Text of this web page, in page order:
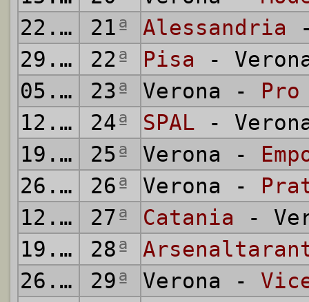
22.01.
1950
21ª Alessandria
29.01.
1950
22ª Pisa -
05.02.
1950
23ª Verona -
12.02.
1950
24ª SPAL -
19.02.
1950
25ª Verona -
26.02.
1950
26ª Verona -
12.03.
1950
27ª Catania -
19.03.
1950
28ª
26.03.
1950
29ª Verona -